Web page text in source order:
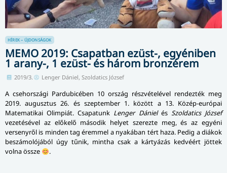
HÍREK – ÚJDONSÁGOK
MEMO 2019: Csapatban ezüst-, egyéniben
1 arany-, 1 ezüst- és három bronzérem
2019/3. Lenger Dániel, Szoldatics József
A csehországi Pardubicében 10 ország részvételével rendezték meg
2019. augusztus 26. és szeptember 1. között a 13. Közép-európai
Matematikai Olimpiát. Csapatunk Lenger Dánielés Szoldatics József
vezetésével az előkelő második helyet szerezte meg, és az egyéni
versenyről is minden tag éremmel a nyakában tért haza. Pedig a diákok
beszámolójából úgy tűnik, mintha csak a kártyázás kedvéért jöttek
volna össze
.